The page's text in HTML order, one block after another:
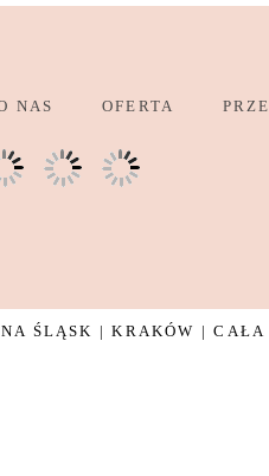
NAS OFERTA
ŚLĄSK | KRAKÓW | CAŁA